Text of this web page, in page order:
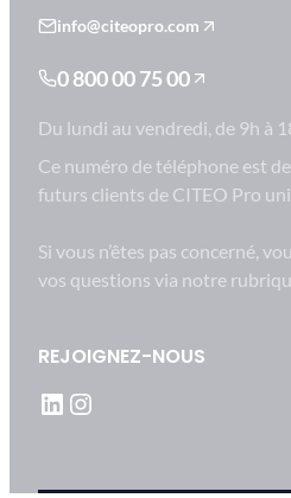
info@citeopro.com
0 800 00 75 00
Du lundi au vendredi, de 9h à
Ce numéro de téléphone est
futurs clients de CITEO Pro
Si vous n’êtes pas concerné,
vos questions via notre
REJOIGNEZ-NOUS
LinkedIn Instagram